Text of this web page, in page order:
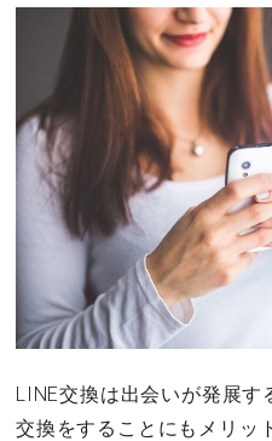
LINE交換は出会いが発展す
交換をすることにもメリッ